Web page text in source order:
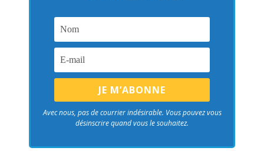
Avec nous, pas de courrier indésirable. Vous pouvez vous
désinscrire quand vous le souhaitez.